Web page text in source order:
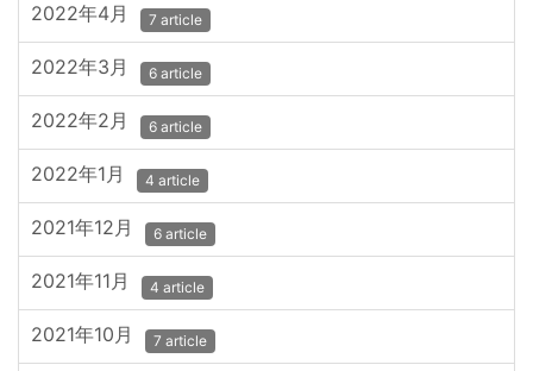
2022年4月 7 article
2022年3月 6 article
2022年2月 6 article
2022年1月 4 article
2021年12月 6 article
2021年11月 4 article
2021年10月 7 article